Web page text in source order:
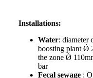
Installations:
Water: diameter
boosting plant Ǿ
the zone Ǿ
bar
Fecal sewage :